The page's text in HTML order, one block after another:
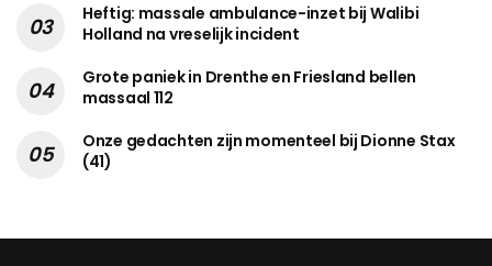
Heftig: massale ambulance-inzet bij Walibi
Holland na vreselijk incident
Grote paniek in Drenthe en Friesland bellen
massaal 112
Onze gedachten zijn momenteel bij Dionne Stax
(41)